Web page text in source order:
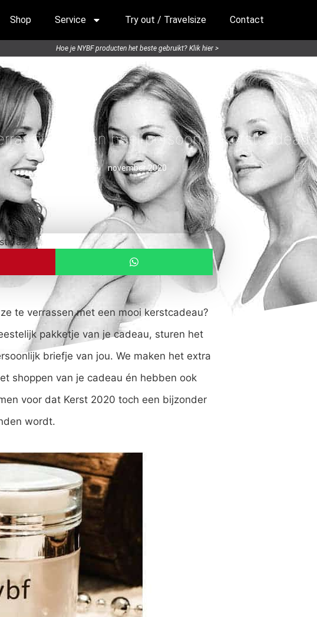
Shop Service Try out / Travelsize Contact
Hoe je NYBF producten het beste gebruikt? Klik hier >
jij met een heel persoonlijk kerstcadeau?
november 2020
te verrassen met een mooi kerstcadeau?
pakketje van je cadeau, sturen het
briefje van jou. We maken het extra
shoppen van je cadeau én hebben ook
voor dat Kerst 2020 toch een bijzonder
wordt.